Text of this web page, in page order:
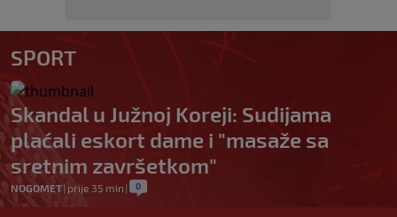
SPORT
Skandal u Južnoj Koreji: Sudijama
plaćali eskort dame i "masaže sa
sretnim završetkom"
NOGOMET| prije 35 min | 0